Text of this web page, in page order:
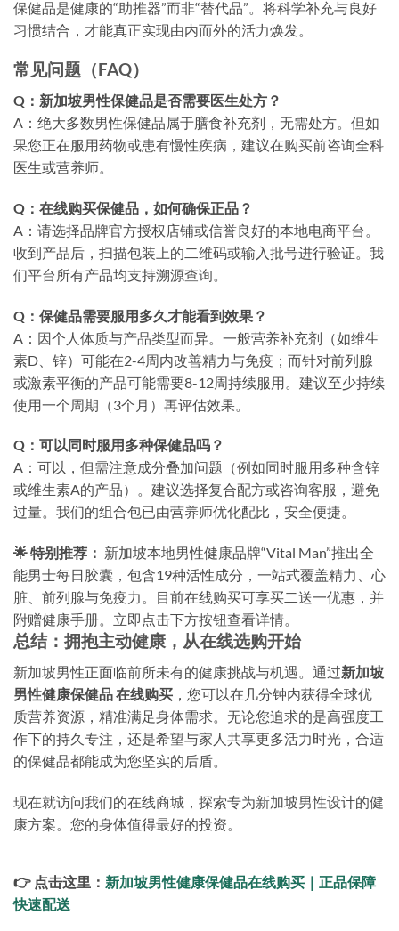
保健品是健康的“助推器”而非“替代品”。将科学补充与良好
习惯结合，才能真正实现由内而外的活力焕发。
常见问题（FAQ）
Q：新加坡男性保健品是否需要医生处方？
A：绝大多数男性保健品属于膳食补充剂，无需处方。但如
果您正在服用药物或患有慢性疾病，建议在购买前咨询全科
医生或营养师。
Q：在线购买保健品，如何确保正品？
A：请选择品牌官方授权店铺或信誉良好的本地电商平台。
收到产品后，扫描包装上的二维码或输入批号进行验证。我
们平台所有产品均支持溯源查询。
Q：保健品需要服用多久才能看到效果？
A：因个人体质与产品类型而异。一般营养补充剂（如维生
素D、锌）可能在2-4周内改善精力与免疫；而针对前列腺
或激素平衡的产品可能需要8-12周持续服用。建议至少持续
使用一个周期（3个月）再评估效果。
Q：可以同时服用多种保健品吗？
A：可以，但需注意成分叠加问题（例如同时服用多种含锌
或维生素A的产品）。建议选择复合配方或咨询客服，避免
过量。我们的组合包已由营养师优化配比，安全便捷。
🌟 特别推荐： 新加坡本地男性健康品牌“Vital Man”推出全
能男士每日胶囊，包含19种活性成分，一站式覆盖精力、心
脏、前列腺与免疫力。目前在线购买可享买二送一优惠，并
附赠健康手册。立即点击下方按钮查看详情。
总结：拥抱主动健康，从在线选购开始
新加坡男性正面临前所未有的健康挑战与机遇。通过新加坡
男性健康保健品 在线购买 ，您可以在几分钟内获得全球优
质营养资源，精准满足身体需求。无论您追求的是高强度工
作下的持久专注，还是希望与家人共享更多活力时光，合适
的保健品都能成为您坚实的后盾。
现在就访问我们的在线商城，探索专为新加坡男性设计的健
康方案。您的身体值得最好的投资。
👉 点击这里： 新加坡男性健康保健品在线购买｜正品保障
快速配送